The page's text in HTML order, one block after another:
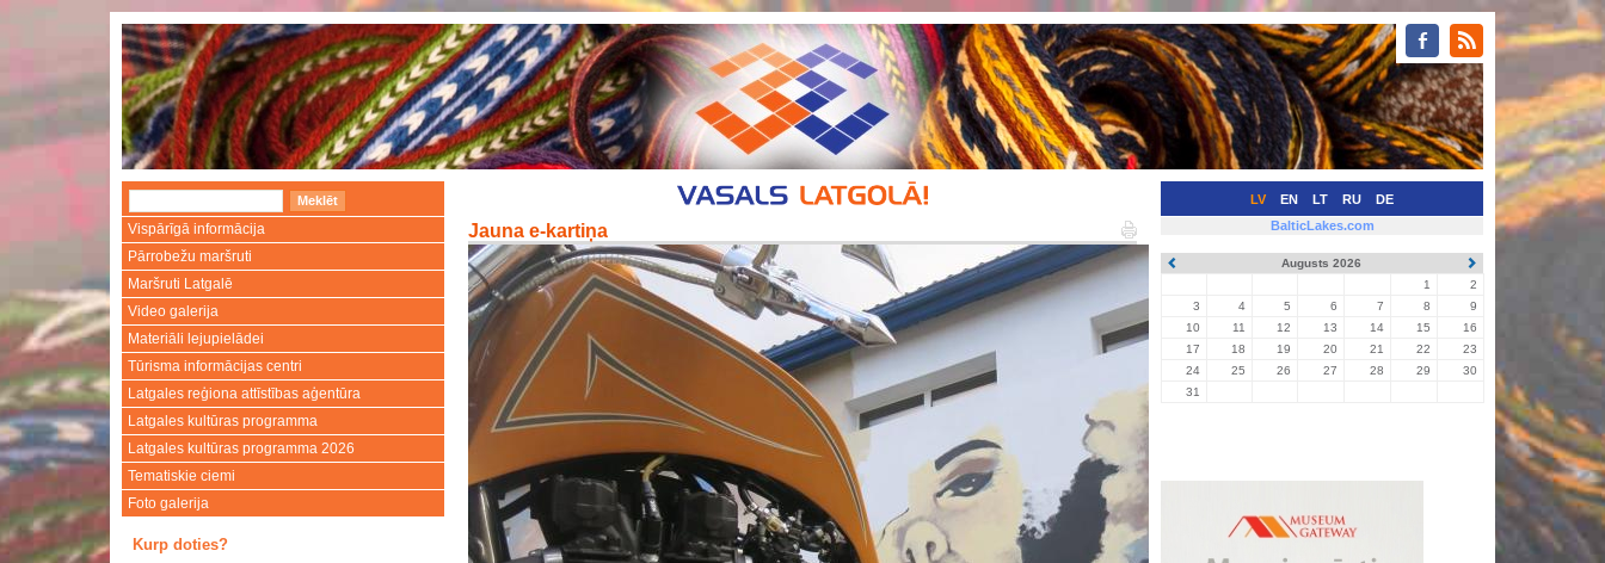
LV EN LT RU DE
Vispārīgā informācija
Pārrobežu maršruti
Maršruti Latgalē
Video galerija
Materiāli lejupielādei
Tūrisma informācijas centri
Latgales reģiona attīstības aģentūra
Latgales kultūras programma
Latgales kultūras programma 2026
Tematiskie ciemi
Foto galerija
Kurp doties?
Jauna e-kartiņa BalticLakes.com
Augusts 2026
1
2
3
4 5 6 7 8
9
10
11 12 13 14 15
16
17
18 19 20 21 22
23
24
25 26 27 28 29
30
31